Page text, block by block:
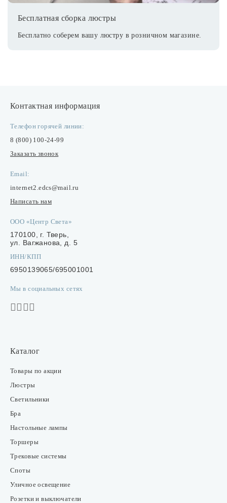
Бесплатная сборка люстры
Бесплатно соберем вашу люстру в розничном магазине.
Контактная информация
Телефон горячей линии:
8 (800) 100-24-99
Заказать звонок
Email:
internet2.edcs@mail.ru
Написать нам
ООО «Центр Света»
170100, г. Тверь,
ул. Вагжанова, д. 5
ИНН/КПП
6950139065/695001001
Мы в социальных сетях
Каталог
Товары по акции
Люстры
Светильники
Бра
Настольные лампы
Торшеры
Трековые системы
Споты
Уличное освещение
Розетки и выключатели